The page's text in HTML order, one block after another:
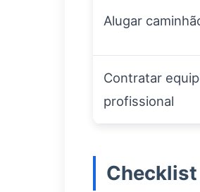
Alugar
Contratar
profissional